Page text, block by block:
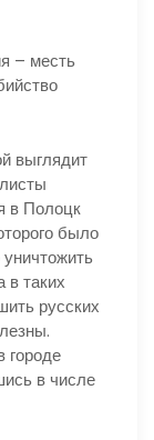
– месть
выглядит
в Полоцк
было
в таких
русских
городе
в числе